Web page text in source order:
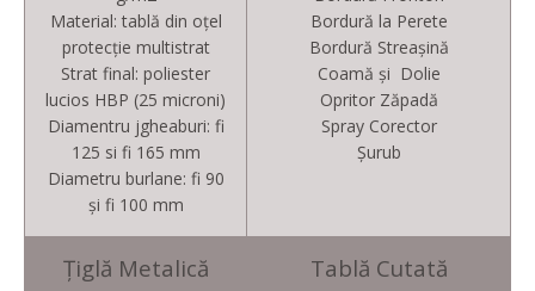
Material: tablă din oţel
protecţie multistrat
Strat final: poliester
lucios HBP (25 microni)
Diamentru jgheaburi: fi
125 si fi 165 mm
Diametru burlane: fi 90
şi fi 100 mm
Bordură la Perete
Bordură Streaşină
Coamă și Dolie
Opritor Zăpadă
Spray Corector
Şurub
Ţiglă Metalică Tablă Cutată